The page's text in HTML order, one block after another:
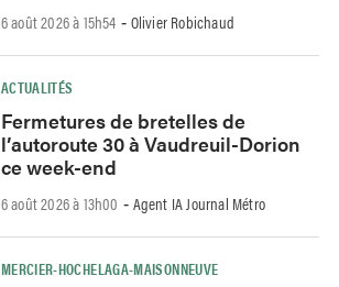
6 août 2026 à 15h54 - Olivier Robichaud
ACTUALITÉS
Fermetures de bretelles de
l’autoroute 30 à Vaudreuil-Dorion
ce week-end
6 août 2026 à 13h00 - Agent IA Journal Métro
MERCIER-HOCHELAGA-MAISONNEUVE